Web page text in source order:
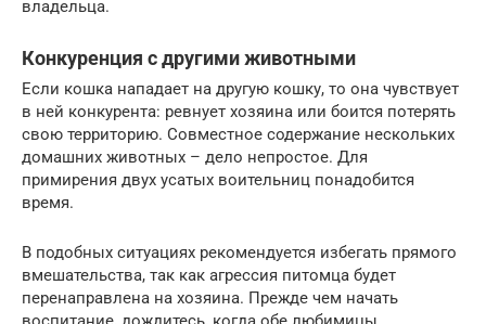
владельца.
Конкуренция с другими животными
Если кошка нападает на другую кошку, то она чувствует
в ней конкурента: ревнует хозяина или боится потерять
свою территорию. Совместное содержание нескольких
домашних животных – дело непростое. Для
примирения двух усатых воительниц понадобится
время.
В подобных ситуациях рекомендуется избегать прямого
вмешательства, так как агрессия питомца будет
перенаправлена на хозяина. Прежде чем начать